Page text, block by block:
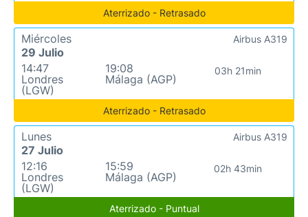
Aterrizado - Retrasado
Miércoles
29 Julio
14:47
Londres
(LGW)
19:08
Málaga (AGP)
03h 21min
Airbus A319
Aterrizado - Retrasado
Lunes
27 Julio
12:16
Londres
(LGW)
15:59
Málaga (AGP)
02h 43min
Airbus A319
Aterrizado - Puntual